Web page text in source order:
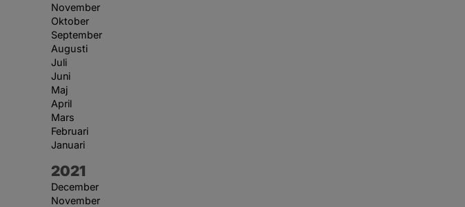
November
Oktober
September
Augusti
Juli
Juni
Maj
April
Mars
Februari
Januari
År:
2021
December
November